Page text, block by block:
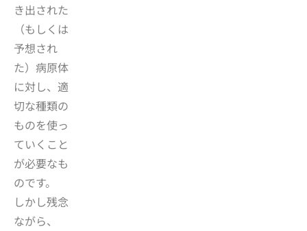
き出された
（もしくは
予想され
た）病原体
に対し、適
切な種類の
ものを使っ
ていくこと
が必要なも
のです。
しかし残念
ながら、